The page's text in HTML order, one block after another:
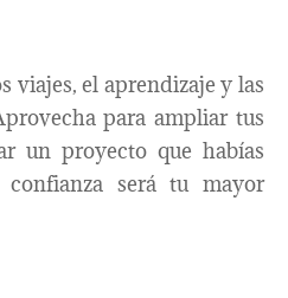
viajes, el aprendizaje y las
para ampliar tus
un proyecto que habías
será tu mayor